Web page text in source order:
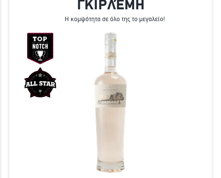
ΓΚΙΡΛΈΜΗ
Η κομψότητα σε όλο της το μεγαλείο!